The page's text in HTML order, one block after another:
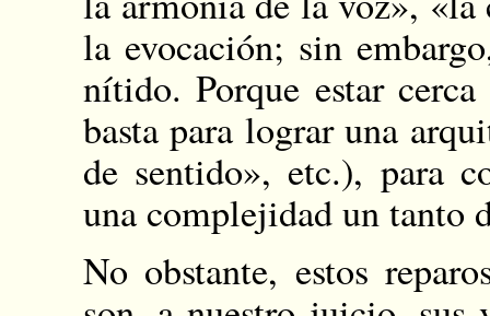
la evocación; sin
nítido. Porque estar
basta para lograr una
de sentido», etc.), para
una complejidad un tanto
No obstante, estos